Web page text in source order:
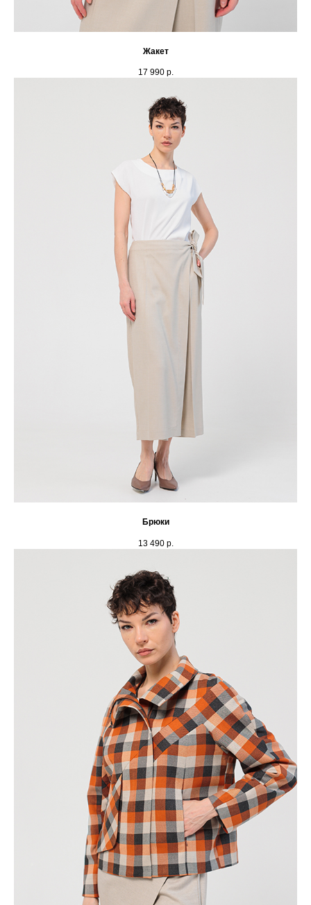
Жакет
17 990 р.
Брюки
13 490 р.